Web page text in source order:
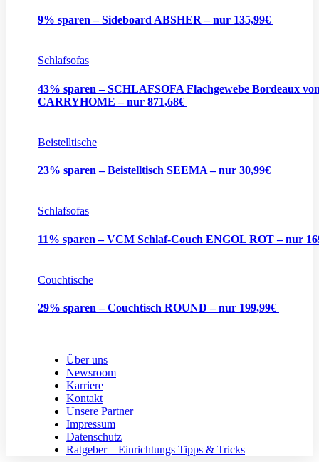
9% sparen – Sideboard ABSHER – nur 135,99€
Schlafsofas
43% sparen – SCHLAFSOFA Flachgewebe Bordeaux
CARRYHOME – nur 871,68€
Beistelltische
23% sparen – Beistelltisch SEEMA – nur 30,99€
Schlafsofas
11% sparen – VCM Schlaf-Couch ENGOL ROT – nur
Couchtische
29% sparen – Couchtisch ROUND – nur 199,99€
Über uns
Newsroom
Karriere
Kontakt
Unsere Partner
Impressum
Datenschutz
Ratgeber – Einrichtungs Tipps & Tricks